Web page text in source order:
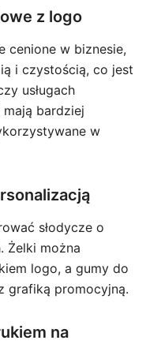
z logo
cenione w biznesie,
i czystością, co jest
usługach
bardziej
w
słodycze o
Żelki można
logo, a gumy do
grafiką promocyjną.
na